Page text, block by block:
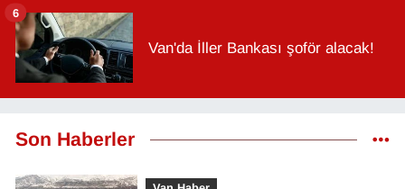
Van'da İller Bankası şoför alacak!
6
Son Haberler